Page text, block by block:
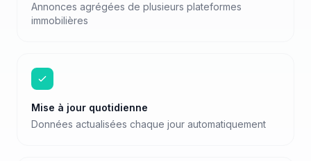
Annonces agrégées de plusieurs plateformes
immobilières
Mise à jour quotidienne
Données actualisées chaque jour automatiquement